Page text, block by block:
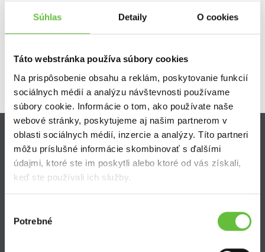
Súhlas Detaily O cookies
Táto webstránka používa súbory cookies
Na prispôsobenie obsahu a reklám, poskytovanie funkcií
sociálnych médií a analýzu návštevnosti používame
súbory cookie. Informácie o tom, ako používate naše
webové stránky, poskytujeme aj našim partnerom v
oblasti sociálnych médií, inzercie a analýzy. Títo partneri
môžu príslušné informácie skombinovať s ďalšími
údajmi, ktoré ste im poskytli alebo ktoré od vás získali,
keď ste používali ich služby.
súhlasu
Potrebné
Pavol bol veľmi profesionálny a dôsledný. Pracoval veľmi efektívne
a je naozaj čestný a skúsený
Zistite viac
Ako Super Sused funguje?